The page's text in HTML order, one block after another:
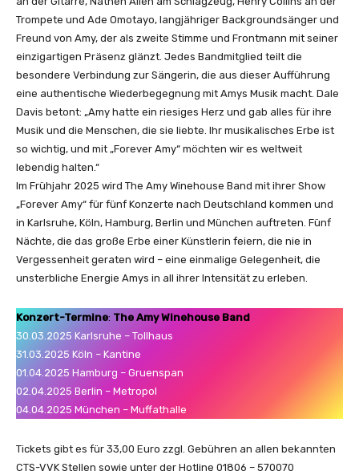
Trompete und Ade Omotayo, langjähriger Backgroundsänger und
Freund von Amy, der als zweite Stimme und Frontmann mit seiner
einzigartigen Präsenz glänzt. Jedes Bandmitglied teilt die
besondere Verbindung zur Sängerin, die aus dieser Aufführung
eine authentische Wiederbegegnung mit Amys Musik macht. Dale
Davis betont: „Amy hatte ein riesiges Herz und gab alles für ihre
Musik und die Menschen, die sie liebte. Ihr musikalisches Erbe ist
so wichtig, und mit „Forever Amy“ möchten wir es weltweit
lebendig halten.“
Im Frühjahr 2025 wird The Amy Winehouse Band mit ihrer Show
„Forever Amy“ für fünf Konzerte nach Deutschland kommen und
in Karlsruhe, Köln, Hamburg, Berlin und München auftreten. Fünf
Nächte, die das große Erbe einer Künstlerin feiern, die nie in
Vergessenheit geraten wird – eine einmalige Gelegenheit, die
unsterbliche Energie Amys in all ihrer Intensität zu erleben.
Konzert-Termine: The Amy Winehouse Band
30.03.2025 Karlsruhe – Tollhaus
31.03.2025 Köln – Kantine
01.04.2025 Hamburg – Gruenspan
02.04.2025 Berlin – Metropol
04.04.2025 München – Muffathalle
Tickets gibt es für 33,00 Euro zzgl. Gebühren an allen bekannten
CTS-VVK Stellen sowie unter der Hotline 01806 – 570070